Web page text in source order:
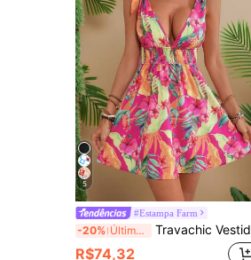
5
#Estampa Farm
-20% Últimos 2 dias Travachic Vestidos femininos de padrão tecido tropical floral com nó de cabo, curto e colado, ideal para férias, vestido tropical, vestido de praia, vestidos de verão para mulheres
R$74,32